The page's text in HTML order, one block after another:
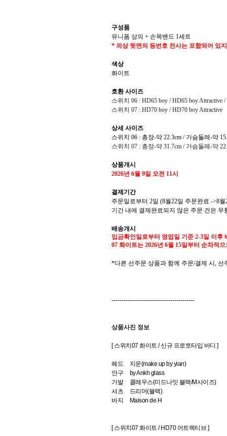
구성품
유니폼 상의 + 손목밴드 1세트
* 의상 뒷면의 등번호 전사는 포함되어 있
색상
화이트
호환 사이즈
스위치 06 : HD65 boy / HD65 boy Attractive
스위치 07 : HD70 boy / HD70 boy Attractive
상세 사이즈
스위치 06 : 총장-약 22.3cm / 가슴둘레-약
스위치 07 : 총장-약 31.7cm / 가슴둘레-약
상품개시
2026년 6월 9일 오전 11시
결제기간
주문일로부터 2일 (8월22일 주문완료 ->8
기간 내에 결제완료되지 않은 주문 건은
배송개시
입금확인일로부터 영업일 기준 2-3일 이후
07 화이트는 2026년 6월 15일부터 순차적
*다른 선주문 상품과 함께 주문/결제 시,
-----------------------------------------
상품사진 정보
[ 스위치07 화이트 /신규 프로토타입 바디 ]
헤드 지운(make up by yian)
안구 by Ankh glass
가발 콜레우스(미드나잇 블랙/M사이즈)
셔츠 드리머(블랙)
바지 Maison de H
[ 스위치07 화이트 / HD70 어트렉티브 ]